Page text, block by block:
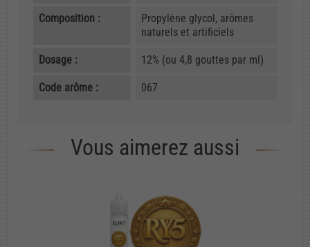
Composition :
Propylène glycol, arômes
naturels et artificiels
Dosage : 12% (ou 4,8 gouttes par ml)
Code arôme : 067
Vous aimerez aussi